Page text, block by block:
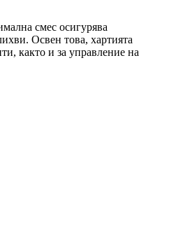
смес осигурява
Освен това, хартията
както и за управление на